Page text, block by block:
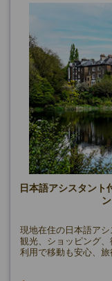
日本語アシスタント
現地在住の日本語ア
観光、ショッピング
利用で移動も安心、